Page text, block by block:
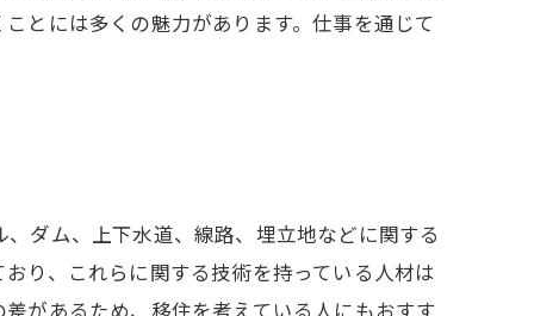
とには多くの魅力があります。仕事を通じて
ダム、上下水道、線路、埋立地などに関する
り、これらに関する技術を持っている人材は
があるため、移住を考えている人にもおすす